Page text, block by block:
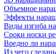
Объемное
Эффекты
Виды изгиба
Сроки носки
Вредно ли
Из чего